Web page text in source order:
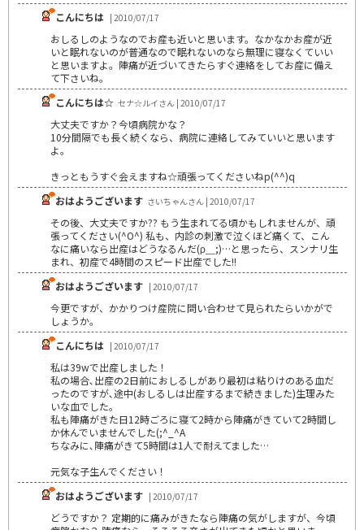
こんにちは | 2010/07/17
おしるしのようなのでお産も近いと思います。なかなかお産が近
いと眠れないのが普通なので眠れないのなら無理に寝なくていい
と思いますよ。陣痛が近づいてきたらすぐ連絡をしてお産に備え
て下さいね。
こんにちは☆ セナ☆ルイさん | 2010/07/17
大丈夫ですか？今頃病院かな？
10分間隔でも長く続くなら、病院に連絡してみていいと思います
よ。
きっともうすぐ会えますね☆頑張ってくださいねp(^^)q
おはようございます さいちゃんさん | 2010/07/17
その後、大丈夫ですか?? もう生まれてる頃かもしれませんが、頑
張ってください(^O^) 私も、内診の刺激で泣くほど痛くて、こん
なに痛いなら出産はどうなるんだ(ρ＿;)…と思ったら、スンナリ生
まれ、初産で4時間のスピード出産でした!!
おはようございます | 2010/07/17
今更ですが、かかりつけ産院に問い合わせて見られたらいかがで
しょうか。
こんにちは | 2010/07/17
私は39wで出産しました！
私の場合､出産の2日前におしるしがあり最初は粘りけのある血だ
ったのですが､途中(おしるしは出産するまで続きました)生理みた
いな血でした｡
私も陣痛がきた日12時ごろに寝て2時から陣痛がきていて2時間し
か休んでいませんでした(;^_^A
ちなみに､陣痛がきて5時間は1人で耐えてました…
元気な子生んでください！
おはようございます | 2010/07/17
どうですか？ 定期的に痛みがきたなら陣痛の気がしますが、今頃